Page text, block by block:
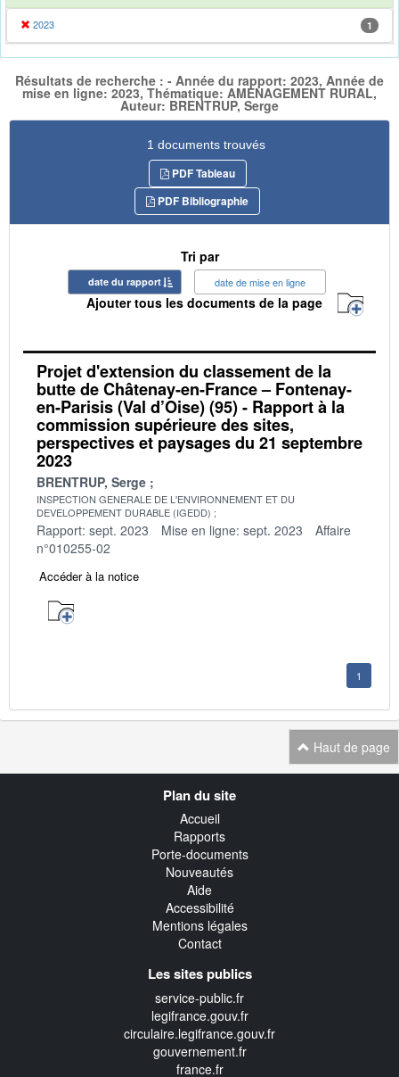
2023 1
Résultats de recherche : - Année du rapport: 2023, Année de
mise en ligne: 2023, Thématique: AMENAGEMENT RURAL,
Auteur: BRENTRUP, Serge
1 documents trouvés
PDF Tableau
PDF Bibliographie
Tri par
date du rapport date de mise en ligne
Ajouter tous les documents de la page
Projet d'extension du classement de la
butte de Châtenay-en-France – Fontenay-
en-Parisis (Val d’Oise) (95) - Rapport à la
commission supérieure des sites,
perspectives et paysages du 21 septembre
2023
BRENTRUP, Serge
INSPECTION GENERALE DE L'ENVIRONNEMENT ET DU
DEVELOPPEMENT DURABLE (IGEDD)
Rapport: sept. 2023 Mise en ligne: sept. 2023
Affaire
n°010255-02
Accéder à la notice
1
Haut de page
Plan du site
Accueil
Rapports
Porte-documents
Nouveautés
Aide
Accessibilité
Mentions légales
Contact
Les sites publics
service-public.fr
legifrance.gouv.fr
circulaire.legifrance.gouv.fr
gouvernement.fr
france.fr